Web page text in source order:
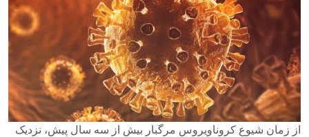
از زمان شیوع کروناویروس مرگبار بیش از سه سال پیش، نزدیک